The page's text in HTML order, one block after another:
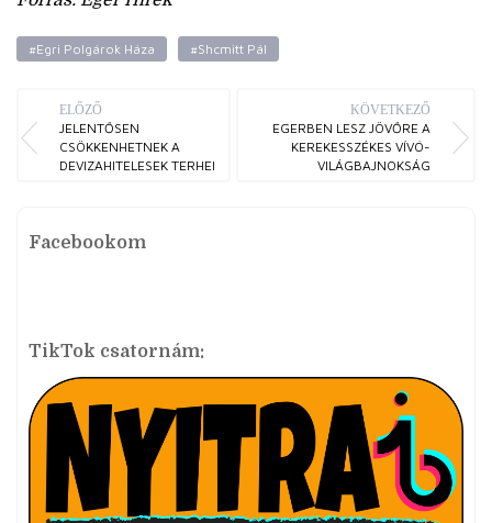
#Egri Polgárok Háza #Shcmitt Pál
ELŐZŐ
JELENTŐSEN
CSÖKKENHETNEK A
DEVIZAHITELESEK TERHEI
KÖVETKEZŐ
EGERBEN LESZ JÖVŐRE A
KEREKESSZÉKES VÍVÓ-
VILÁGBAJNOKSÁG
Facebookom
TikTok csatornám: